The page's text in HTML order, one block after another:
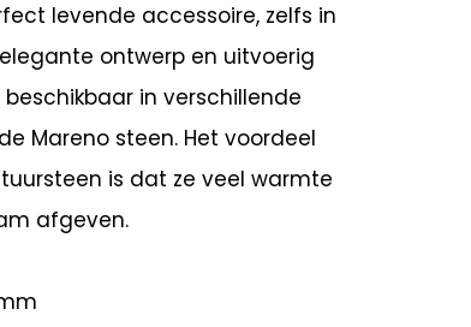
levende accessoire, zelfs in
ontwerp en uitvoerig
in verschillende
Mareno steen. Het voordeel
is dat ze veel warmte
afgeven.